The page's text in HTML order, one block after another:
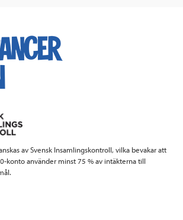
av Svensk Insamlingskontroll, vilka bevakar att
konto använder minst 75 % av intäkterna till